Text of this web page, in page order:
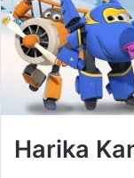
Harika